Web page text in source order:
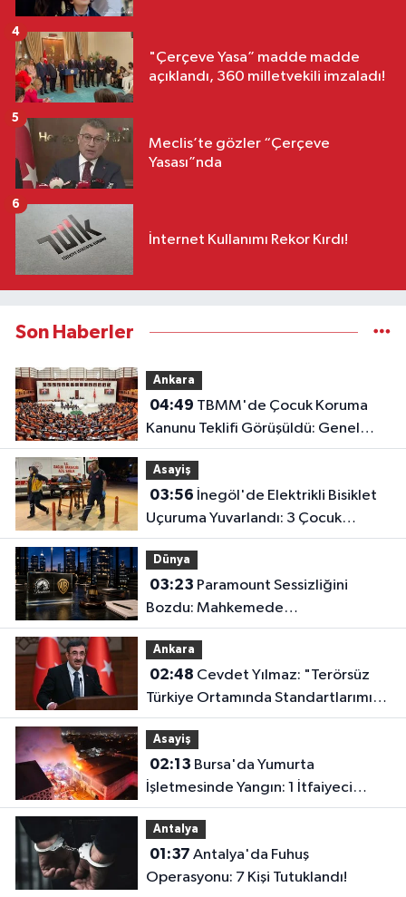
"Çerçeve Yasa” madde madde
açıklandı, 360 milletvekili imzaladı!
4
Meclis’te gözler “Çerçeve
Yasası”nda
5
İnternet Kullanımı Rekor Kırdı!
6
Son Haberler
Ankara
04:49
Kanunu Teklifi Görüşüldü: Genel
Kurul Tamamlandı!
Asayiş
03:56
Uçuruma Yuvarlandı: 3 Çocuk
Yaralandı!
Dünya
03:23
Bozdu: Mahkemede
Kazanacağımıza İnanıyoruz!
Ankara
02:48
Türkiye Ortamında Standartlarımızı
Yükselteceğiz"
Asayiş
02:13
İşletmesinde Yangın: 1 İtfaiyeci
Dumandan Etkilendi
Antalya
01:37
Operasyonu: 7 Kişi Tutuklandı!